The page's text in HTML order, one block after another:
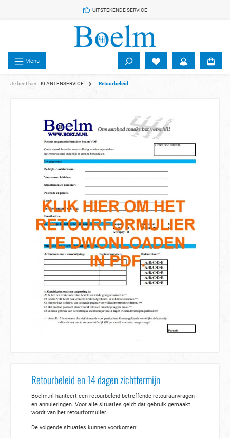
UITSTEKENDE SERVICE
Menu
Je bent hier: KLANTENSERVICE Retourbeleid
Retourbeleid en 14 dagen zichttermijn
Boelm.nl hanteert een retourbeleid betreffende retouraanvragen
en annuleringen. Voor alle situaties geldt dat gebruik gemaakt
wordt van het retourformulier.
De volgende situaties kunnen voorkomen: